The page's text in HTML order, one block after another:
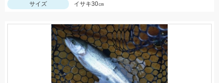
サイズ
イサキ30㎝